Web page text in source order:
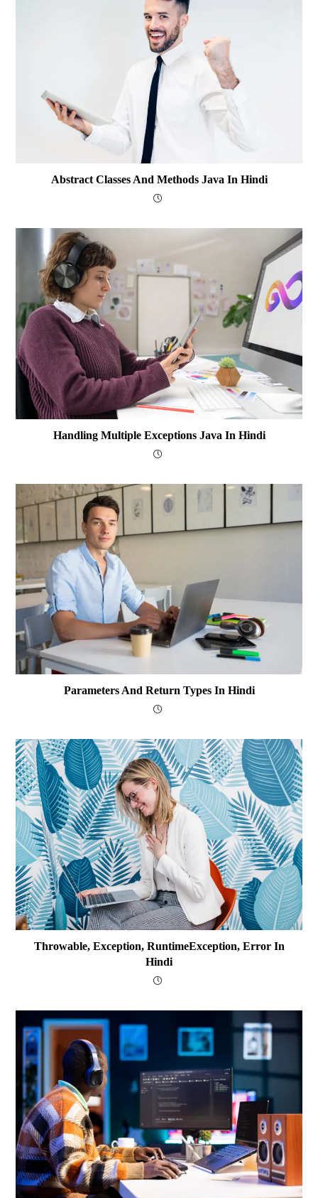
Abstract Classes And Methods Java In Hindi
Handling Multiple Exceptions Java In Hindi
Parameters And Return Types In Hindi
Throwable, Exception, RuntimeException, Error In
Hindi